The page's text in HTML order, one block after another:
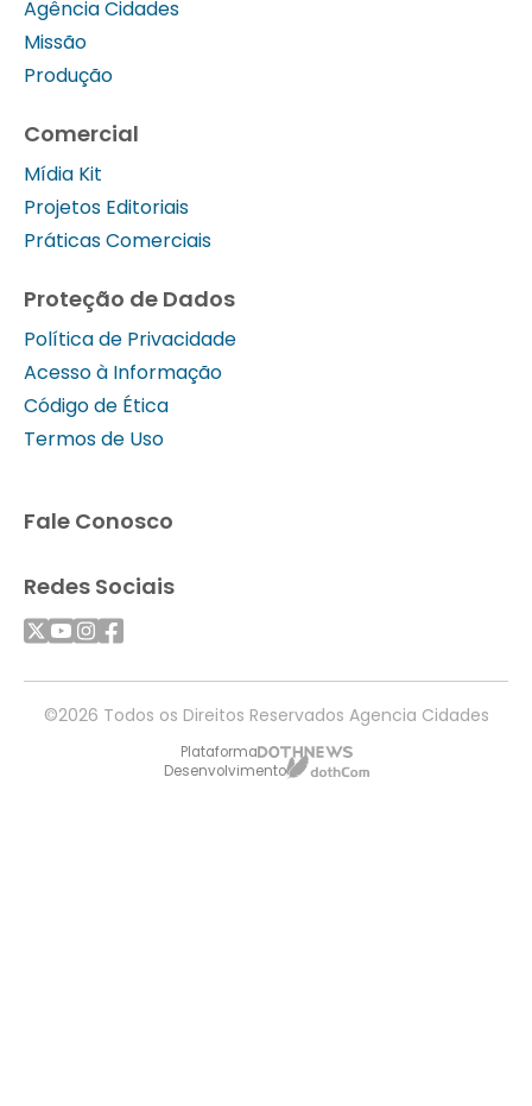
Agência Cidades
Missão
Produção
Comercial
Mídia Kit
Projetos Editoriais
Práticas Comerciais
Proteção de Dados
Política de Privacidade
Acesso à Informação
Código de Ética
Termos de Uso
Fale Conosco
Redes Sociais
©2026 Todos os Direitos Reservados Agencia Cidades
Plataforma
Desenvolvimento